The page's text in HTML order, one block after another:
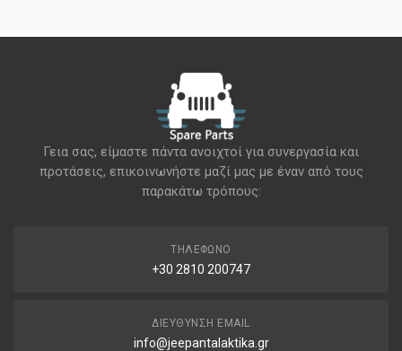
Γεια σας, είμαστε πάντα ανοιχτοί για συνεργασία και
προτάσεις, επικοινωνήστε μαζί μας με έναν από τους
παρακάτω τρόπους:
ΤΗΛΈΦΩΝΟ
+30 2810 200747
ΔΙΕΎΘΥΝΣΗ EMAIL
info@jeepantalaktika.gr